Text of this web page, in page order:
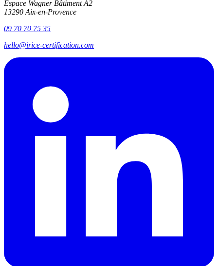
Espace Wagner Bâtiment A2
13290 Aix-en-Provence
09 70 70 75 35
hello@irice-certification.com